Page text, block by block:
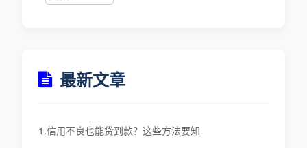
最新文章
1.信用不良也能贷到款？这些方法要知.